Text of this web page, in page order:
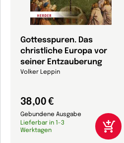
Gottesspuren. Das
christliche Europa vor
seiner Entzauberung
Volker Leppin
38,00 €
Gebundene Ausgabe
Lieferbar in 1-3
Werktagen